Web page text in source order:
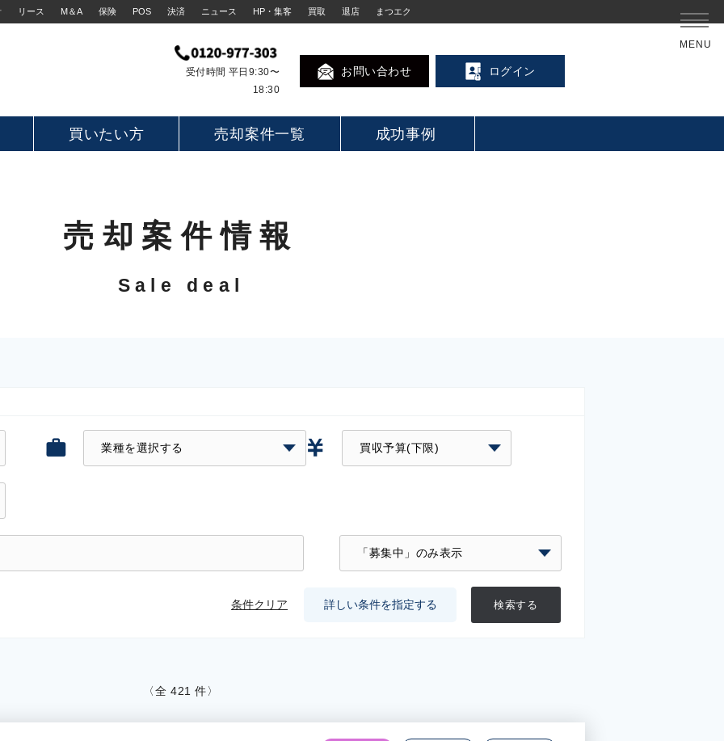
MENU
リース M＆A 保険 POS 決済 ニュース HP・集客 買取 退店 まつエク
受付時間 平日9:30〜
18:30
お問い合わせ ログイン
買いたい方 売却案件一覧 成功事例
売却案件情報
Sale deal
条件クリア 詳しい条件を指定する
〈全421 件〉